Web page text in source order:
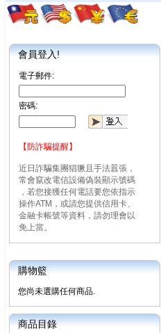
會員登入!
電子郵件:
密碼:
【防詐騙提醒】
近日詐騙集團猖獗且手法囂張，
常會竄改電信設備偽裝顯示號碼
，若您接獲任何電話要您依指示
操作ATM，或請您提供信用卡、
金融卡帳號等資料，請勿理會以
免上當。
購物籃
您尚未選購任何商品.
商品目錄